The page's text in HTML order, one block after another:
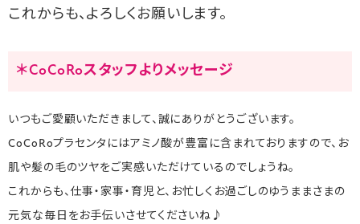
これからも、よろしくお願いします。
＊CoCoRoスタッフよりメッセージ
いつもご愛顧いただきまして、誠にありがとうございます。
CoCoRoプラセンタにはアミノ酸が豊富に含まれておりますので、お
肌や髪の毛のツヤをご実感いただけているのでしょうね。
これからも、仕事・家事・育児と、お忙しくお過ごしのゆうままさまの
元気な毎日をお手伝いさせてくださいね♪